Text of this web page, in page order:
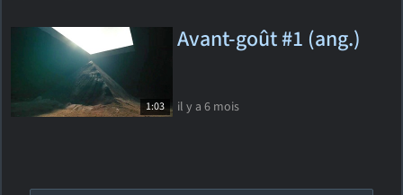
1:03
Avant-goût #1 (ang.)
il y a 6 mois